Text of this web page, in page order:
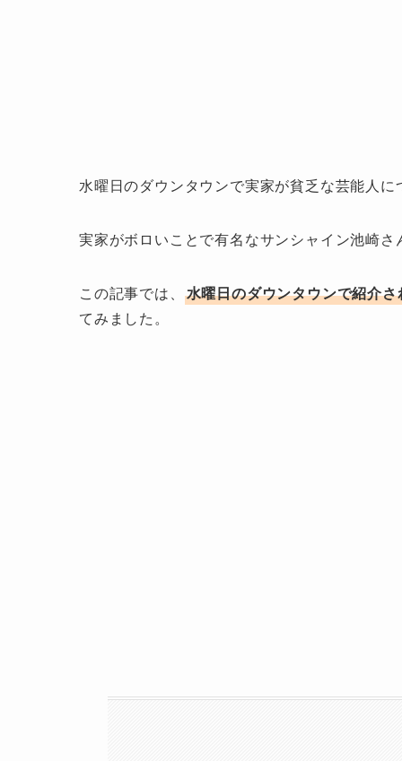
水曜日のダウンタウンで実家が貧乏な芸能人
実家がボロいことで有名なサンシャイン池崎
この記事では、 水曜日のダウンタウンで紹介
てみました。